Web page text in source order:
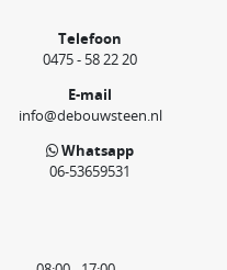
Telefoon
0475 - 58 22 20
E-mail
info@debouwsteen.nl
Whatsapp
06-53659531